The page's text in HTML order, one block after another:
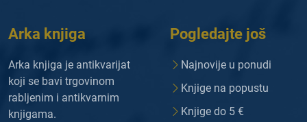
Arka knjiga
Arka knjiga je antikvarijat
koji se bavi trgovinom
rabljenim i antikvarnim
knjigama.
Pogledajte još
Najnovije u ponudi
Knjige na popustu
Knjige do 5 €